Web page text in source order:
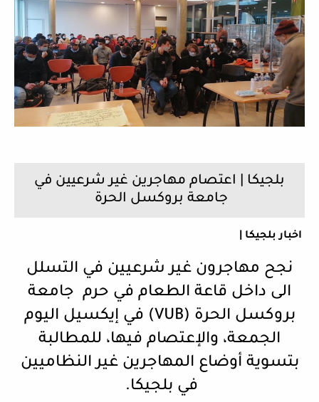
بلجيكا | اعتصام مهاجرين غير شرعيين في
جامعة بروكسل الحرة
اخبار بلجيكا |
نجح مهاجرون غير شرعيين في التسلل
الى داخل قاعة الطعام في حرم جامعة
بروكسل الحرة (VUB) في إيكسيل اليوم
الجمعة، والإعتصام فيها، للمطالبة
بتسوية أوضاع المهاجرين غير النظاميين
في بلجيكا.